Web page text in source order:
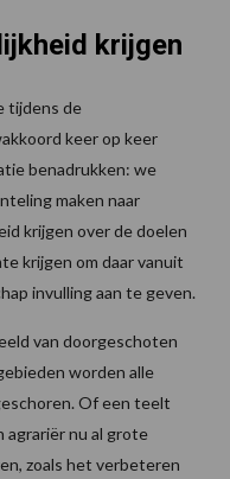
krijgen
tijdens de
keer op keer
benadrukken: we
maken naar
krijgen over de doelen
krijgen om daar vanuit
invulling aan te geven.
van doorgeschoten
worden alle
Of een teelt
agrariër nu al grote
zoals het verbeteren